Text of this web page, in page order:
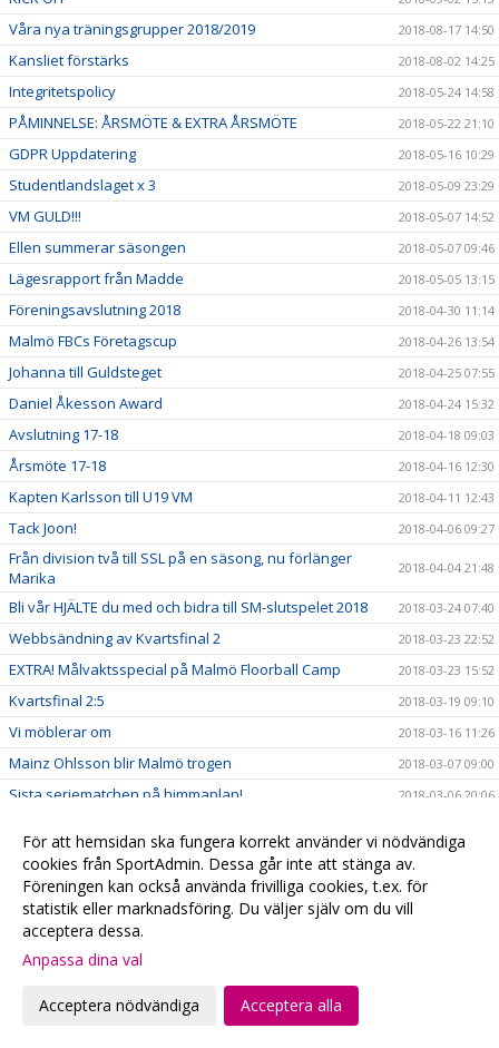
Våra nya träningsgrupper 2018/2019 2018-08-17 14:50
Kansliet förstärks 2018-08-02 14:25
Integritetspolicy 2018-05-24 14:58
PÅMINNELSE: ÅRSMÖTE & EXTRA ÅRSMÖTE 2018-05-22 21:10
GDPR Uppdatering 2018-05-16 10:29
Studentlandslaget x 3 2018-05-09 23:29
VM GULD!!! 2018-05-07 14:52
Ellen summerar säsongen 2018-05-07 09:46
Lägesrapport från Madde 2018-05-05 13:15
Föreningsavslutning 2018 2018-04-30 11:14
Malmö FBCs Företagscup 2018-04-26 13:54
Johanna till Guldsteget 2018-04-25 07:55
Daniel Åkesson Award 2018-04-24 15:32
Avslutning 17-18 2018-04-18 09:03
Årsmöte 17-18 2018-04-16 12:30
Kapten Karlsson till U19 VM 2018-04-11 12:43
Tack Joon! 2018-04-06 09:27
Från division två till SSL på en säsong, nu förlänger
Marika
2018-04-04 21:48
Bli vår HJÄLTE du med och bidra till SM-slutspelet 2018 2018-03-24 07:40
Webbsändning av Kvartsfinal 2 2018-03-23 22:52
EXTRA! Målvaktsspecial på Malmö Floorball Camp 2018-03-23 15:52
Kvartsfinal 2:5 2018-03-19 09:10
Vi möblerar om 2018-03-16 11:26
Mainz Ohlsson blir Malmö trogen 2018-03-07 09:00
Sista seriematchen på himmaplan! 2018-03-06 20:06
Nytt tjejlag startar upp i Slottsstaden 2018-03-04 23:27
JAKT PÅ KONTRAKT 2018-03-03 11:26
JAKT PÅ KONTRAKT 2018-03-03 11:00
PÅ LÖRDAG GÄLLER DET!
Uppskattad träff med stjärnorna
"LG" firade 100
För att hemsidan ska fungera korrekt använder vi nödvändiga
cookies från SportAdmin. Dessa går inte att stänga av.
Föreningen kan också använda frivilliga cookies, t.ex. för
statistik eller marknadsföring. Du väljer själv om du vill
acceptera dessa.
Anpassa dina val
Acceptera nödvändiga Acceptera alla